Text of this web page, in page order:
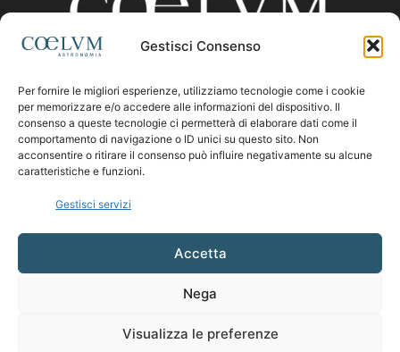
Gestisci Consenso
Per fornire le migliori esperienze, utilizziamo tecnologie come i cookie
per memorizzare e/o accedere alle informazioni del dispositivo. Il
consenso a queste tecnologie ci permetterà di elaborare dati come il
comportamento di navigazione o ID unici su questo sito. Non
acconsentire o ritirare il consenso può influire negativamente su alcune
caratteristiche e funzioni.
Gestisci servizi
Accetta
Nega
Visualizza le preferenze
CHI SIAMO
Contattaci:coelumastro@coelum.com